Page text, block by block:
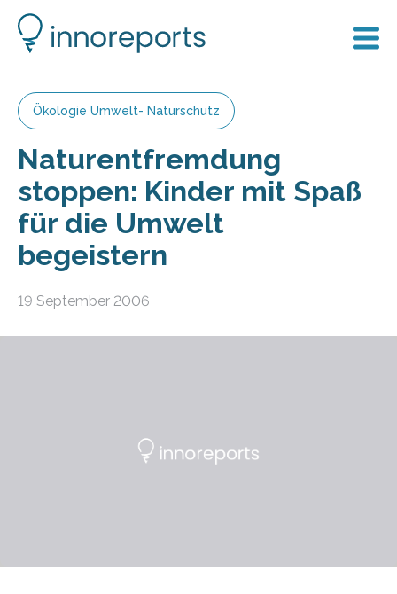
Ökologie Umwelt- Naturschutz
Naturentfremdung
stoppen: Kinder mit Spaß
für die Umwelt
begeistern
19 September 2006